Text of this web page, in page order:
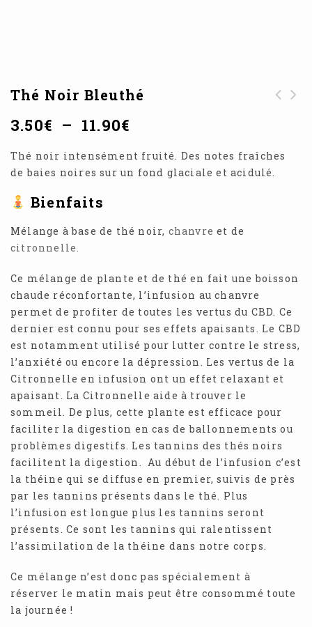
Thé Noir Bleuthé
3.50€ – 11.90€
Thé noir intensément fruité. Des notes fraîches
de baies noires sur un fond glaciale et acidulé.
Bienfaits
Mélange à base de thé noir, chanvre et de
citronnelle.
Ce mélange de plante et de thé en fait une boisson
chaude réconfortante, l’infusion au chanvre
permet de profiter de toutes les vertus du CBD. Ce
dernier est connu pour ses effets apaisants. Le CBD
est notamment utilisé pour lutter contre le stress,
l’anxiété ou encore la dépression. Les vertus de la
Citronnelle en infusion ont un effet relaxant et
apaisant. La Citronnelle aide à trouver le
sommeil. De plus, cette plante est efficace pour
faciliter la digestion en cas de ballonnements ou
problèmes digestifs. Les tannins des thés noirs
facilitent la digestion. Au début de l’infusion c’est
la théine qui se diffuse en premier, suivis de près
par les tannins présents dans le thé. Plus
l’infusion est longue plus les tannins seront
présents. Ce sont les tannins qui ralentissent
l’assimilation de la théine dans notre corps.
Ce mélange n’est donc pas spécialement à
réserver le matin mais peut être consommé toute
la journée !